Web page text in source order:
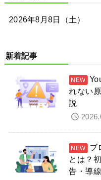
2026年8月8日（土）
新着記事
れない
説
ブ
とは？
告・導